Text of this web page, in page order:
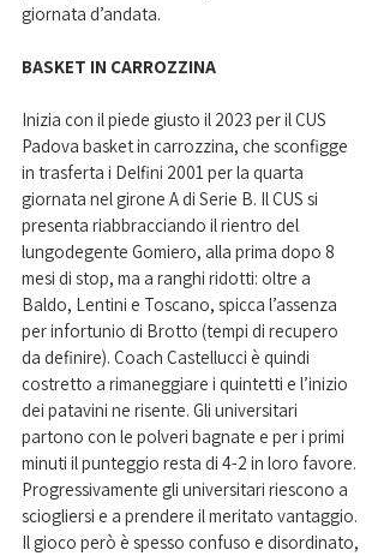
giornata d’andata.
BASKET IN CARROZZINA
Inizia con il piede giusto il 2023 per il CUS
Padova basket in carrozzina, che sconfigge
in trasferta i Delfini 2001 per la quarta
giornata nel girone A di Serie B. Il CUS si
presenta riabbracciando il rientro del
lungodegente Gomiero, alla prima dopo 8
mesi di stop, ma a ranghi ridotti: oltre a
Baldo, Lentini e Toscano, spicca l’assenza
per infortunio di Brotto (tempi di recupero
da definire). Coach Castellucci è quindi
costretto a rimaneggiare i quintetti e l’inizio
dei patavini ne risente. Gli universitari
partono con le polveri bagnate e per i primi
minuti il punteggio resta di 4-2 in loro favore.
Progressivamente gli universitari riescono a
sciogliersi e a prendere il meritato vantaggio.
Il gioco però è spesso confuso e disordinato,